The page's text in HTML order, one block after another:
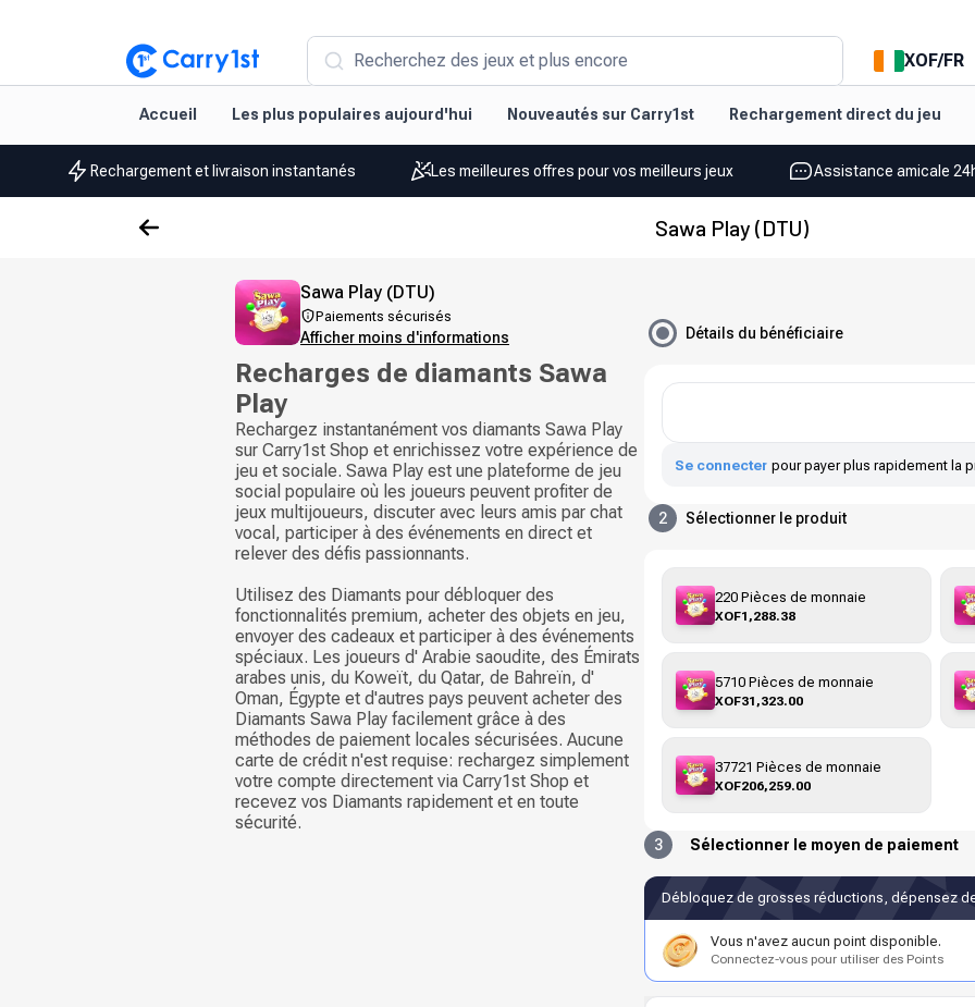
Recherchez des jeux et plus encore XOF/FR
Accueil Les plus populaires aujourd'hui Nouveautés sur Carry1st Rechargement direct du jeu
Rechargement et livraison instantanés Les meilleures offres pour vos meilleurs jeux Assistance amicale
Sawa Play (DTU)
Sawa Play (DTU)
Paiements sécurisés
Afficher moins d'informations
Recharges de diamants Sawa
Play
Rechargez instantanément vos diamants Sawa Play
sur Carry1st Shop et enrichissez votre expérience de
jeu et sociale. Sawa Play est une plateforme de jeu
social populaire où les joueurs peuvent profiter de
jeux multijoueurs, discuter avec leurs amis par chat
vocal, participer à des événements en direct et
relever des défis passionnants.
Utilisez des Diamants pour débloquer des
fonctionnalités premium, acheter des objets en jeu,
envoyer des cadeaux et participer à des événements
spéciaux. Les joueurs d' Arabie saoudite, des Émirats
arabes unis, du Koweït, du Qatar, de Bahreïn, d'
Oman, Égypte et d'autres pays peuvent acheter des
Diamants Sawa Play facilement grâce à des
méthodes de paiement locales sécurisées. Aucune
carte de crédit n'est requise: rechargez simplement
votre compte directement via Carry1st Shop et
recevez vos Diamants rapidement et en toute
sécurité.
Détails du bénéficiaire
Se connecter pour payer plus rapidement la
2 Sélectionner le produit
220 Pièces de monnaie
XOF1,288.38
5710 Pièces de monnaie
XOF31,323.00
37721 Pièces de monnaie
XOF206,259.00
3 Sélectionner le moyen de paiement
Débloquez de grosses réductions, dépensez
Vous n'avez aucun point disponible.
Connectez-vous pour utiliser des Points